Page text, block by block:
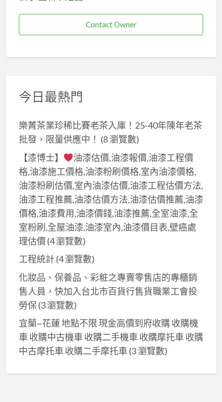
Contact Owner
今日最熱門
樂菁茶業珍稀比賽老茶入庫！25-40年陳年老茶
批發，限量供應中！ (8 瀏覽數)
【漆博士】
油漆估價,油漆報價,油漆工程價
格,油漆施工價格,油漆粉刷價格,室內油漆價格,
油漆粉刷估價,室內油漆估價,油漆工程估價方法,
油漆工程推薦,油漆估價方法,油漆估價推薦,油漆
價格,油漆費用,油漆價錢,油漆推薦,全室油漆,全
室粉刷,全屋油漆,油漆室內,油漆價目表,壁癌處
理估價(4 瀏覽數)
工程統計(4 瀏覽數)
化妝品、保養品、彩粧之專賣零售店的專櫃銷
售人員，快加入台北市百貨行售貨職業工會投
勞保(3 瀏覽數)
宜蘭~花蓮 地點不限 現金高價到府收購 收購機
車 收購中古機車 收購二手機車 收購摩托車 收購
中古摩托車 收購二手摩托車(3 瀏覽數)